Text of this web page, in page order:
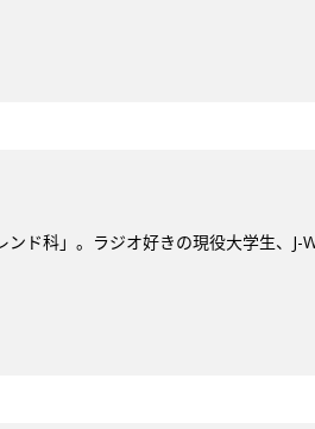
ド科」。ラジオ好きの現役大学生、J-